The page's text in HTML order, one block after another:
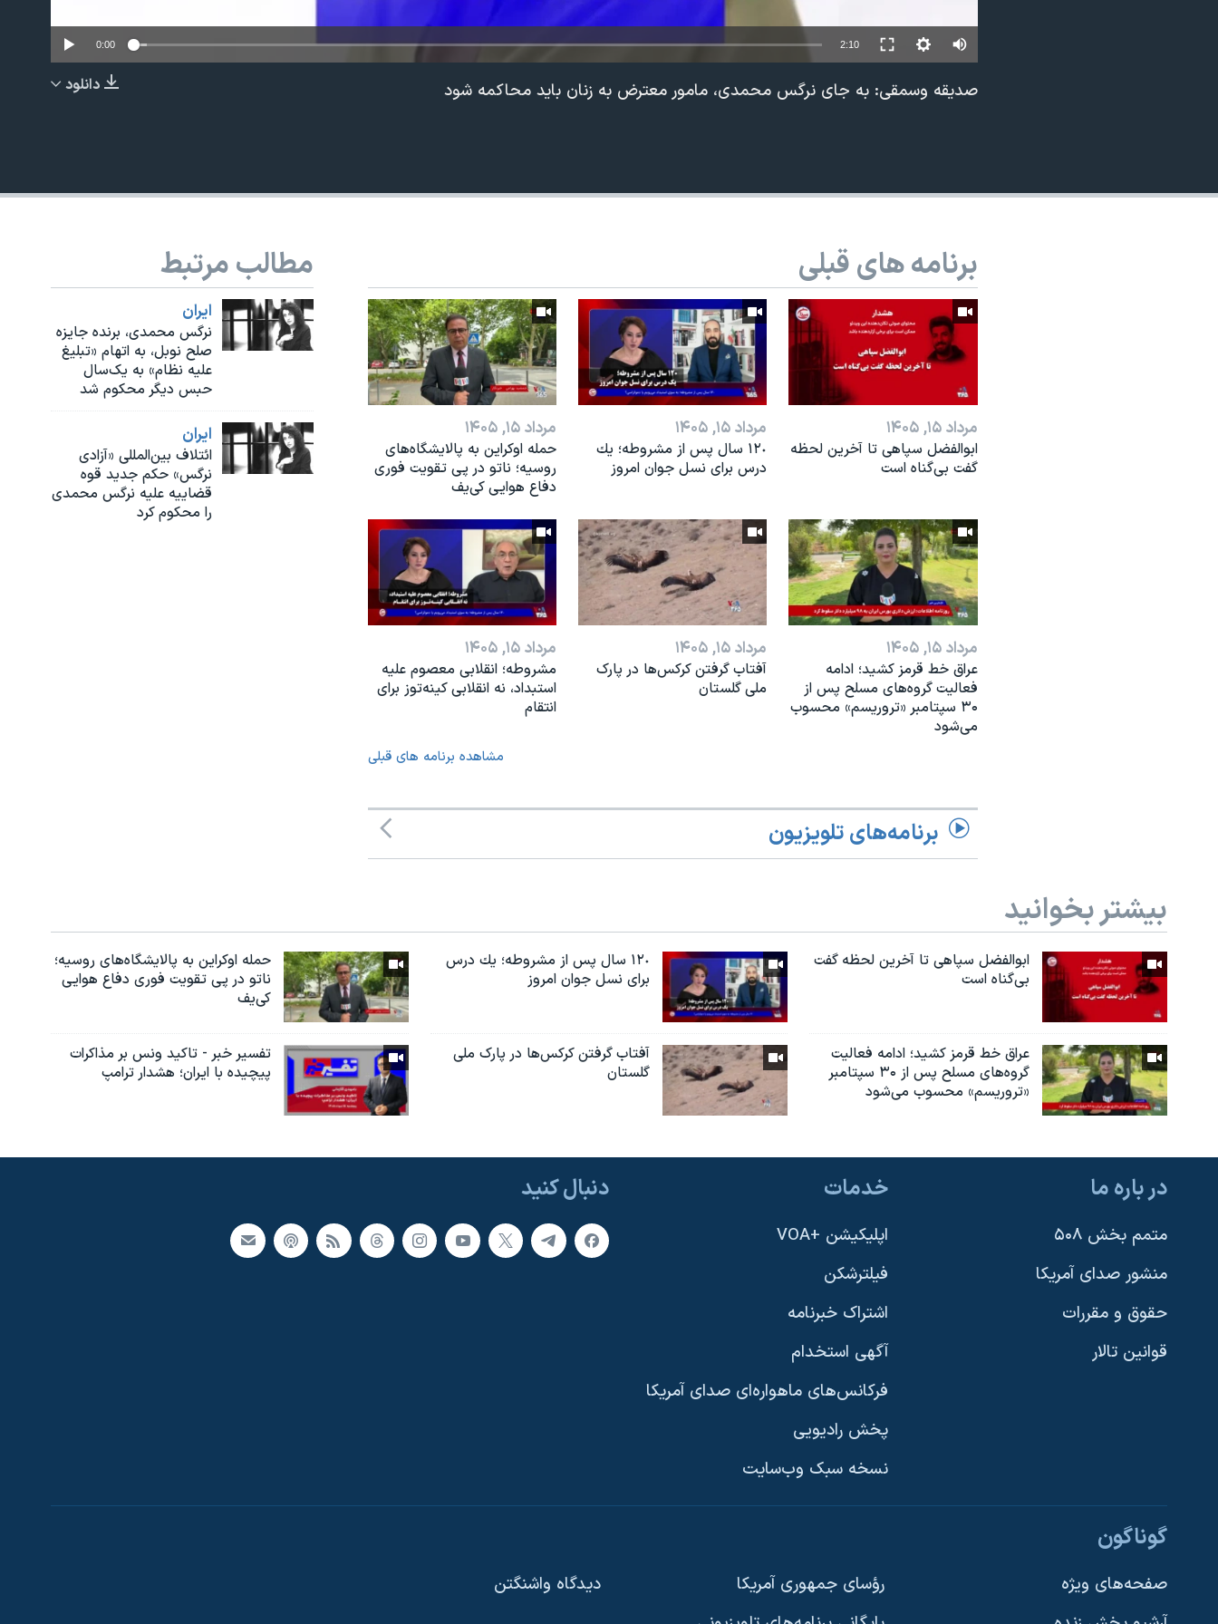
دنبال کنید
EMBED
0:00 2:10
دانلود صدیقه وسمقی: به جای نرگس محمدی، مامور معترض به زنان باید محاکمه شود
مطالب مرتبط
ايران
نرگس محمدی، برنده جایزه
صلح نوبل، به اتهام «تبلیغ
علیه نظام» به یک‌سال
حبس دیگر محکوم شد
ايران
ائتلاف بین‌المللی «آزادی
نرگس» حکم جدید قوه
قضاییه علیه نرگس محمدی
را محکوم کرد
برنامه های قبلی
مرداد ۱۵, ۱۴۰۵
ابوالفضل سپاهی تا آخرین لحظه
گفت بی‌گناه است
مرداد ۱۵, ۱۴۰۵
١٢٠ سال پس از مشروطه؛ یك
درس براى نسل جوان امروز
مرداد ۱۵, ۱۴۰۵
حمله اوکراین به پالایشگاه‌های
روسیه؛ ناتو در پی تقویت فوری
دفاع هوایی کی‌یف
مرداد ۱۵, ۱۴۰۵
عراق خط قرمز کشید؛ ادامه
فعالیت گروه‌های مسلح پس از
۳۰ سپتامبر «تروریسم» محسوب
می‌شود
مرداد ۱۵, ۱۴۰۵
آفتاب گرفتن کرکس‌ها در پارک
ملی گلستان
مرداد ۱۵, ۱۴۰۵
مشروطه؛ انقلابى معصوم عليه
استبداد، نه انقلابى كينه‌توز براى
انتقام
مشاهده برنامه های قبلی
برنامه‌های تلویزیون
بیشتر بخوانید
ابوالفضل سپاهی تا آخرین لحظه گفت
بی‌گناه است
١٢٠ سال پس از مشروطه؛ یك درس
براى نسل جوان امروز
حمله اوکراین به پالایشگاه‌های روسیه؛
ناتو در پی تقویت فوری دفاع هوایی
کی‌یف
عراق خط قرمز کشید؛ ادامه فعالیت
گروه‌های مسلح پس از ۳۰ سپتامبر
«تروریسم» محسوب می‌شود
آفتاب گرفتن کرکس‌ها در پارک ملی
گلستان
تفسیر خبر - تاکید ونس بر مذاکرات
پیچیده با ایران؛ هشدار ترامپ
دنبال کنید در باره ما
متمم بخش ۵۰۸
منشور صدای آمریکا
حقوق و مقررات
قوانین تالار
خدمات
اپلیکیشن +VOA
فیلترشکن
اشتراک خبرنامه
آگهی استخدام
فرکانس‌های ماهواره‌ای صدای آمریکا
پخش رادیویی
نسخه سبک وب‌سایت
گوناگون
صفحه‌های ویژه
رؤسای جمهوری آمریکا
دیدگاه‌ واشنگتن